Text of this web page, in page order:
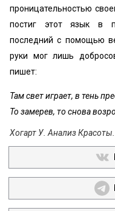
проницательностью
постиг этот язык в
последний с помощью
руки мог лишь
пишет:
Там свет играет, в тень
То замерев, то снова
Хогарт У. Анализ